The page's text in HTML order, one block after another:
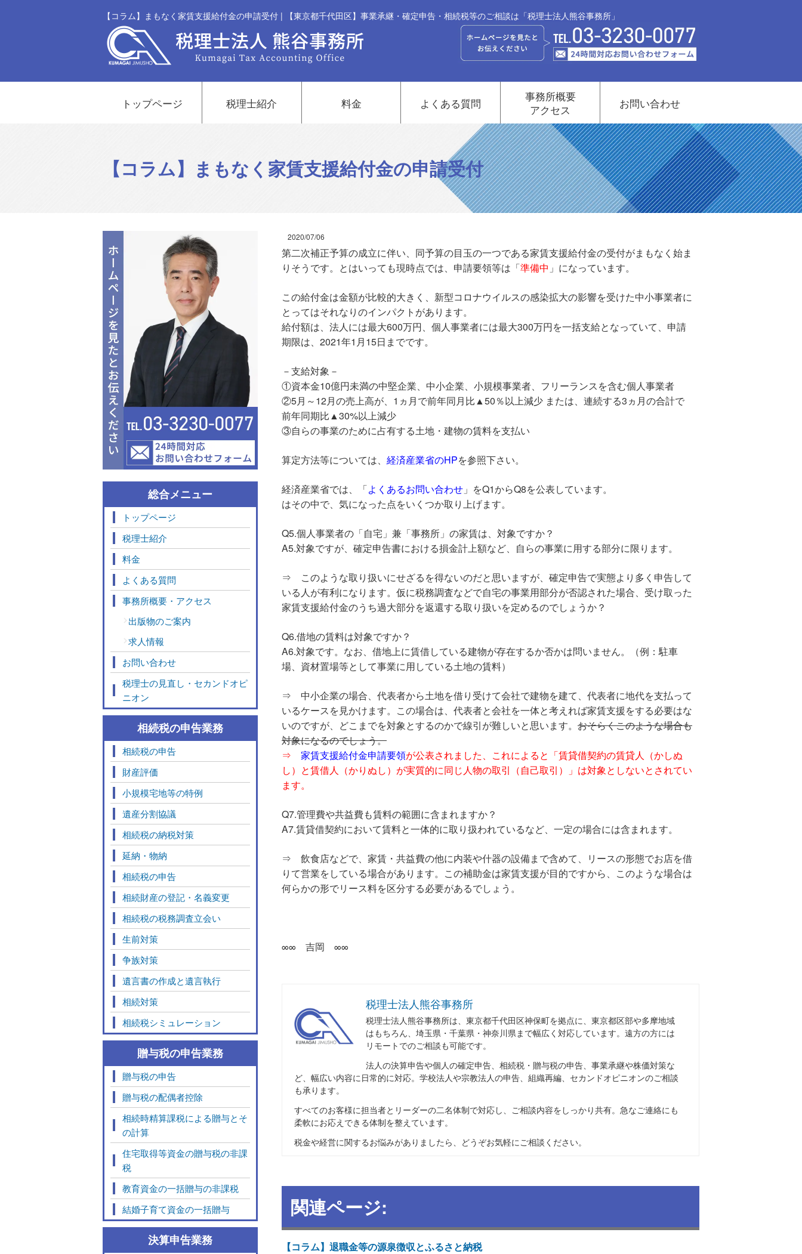
【コラム】まもなく家賃支援給付金の申請受付 | 【東京都千代田区】事業承継・確定申告・相続税等のご相談は「税理士法人熊谷事務所」
トップページ 税理士紹介 料金 よくある質問
事務所概要
アクセス
お問い合わせ
【コラム】まもなく家賃支援給付金の申請受付
2020/07/06
第二次補正予算の成立に伴い、同予算の目玉の一つである家賃支援給付金の受付がまもなく始ま
りそうです。とはいっても現時点では、申請要領等は「準備中 」になっています。
この給付金は金額が比較的大きく、新型コロナウイルスの感染拡大の影響を受けた中小事業者に
とってはそれなりのインパクトがあります。
給付額は、法人には最大600万円、個人事業者には最大300万円を一括支給となっていて、申請
期限は、2021年1月15日までです。
－支給対象－
①資本金10億円未満の中堅企業、中小企業、小規模事業者、フリーランスを含む個人事業者
②5月～12月の売上高が、1ヵ月で前年同月比▲50％以上減少 または、連続する3ヵ月の合計で
前年同期比▲30%以上減少
③自らの事業のために占有する土地・建物の賃料を支払い
算定方法等については、 経済産業省のHPを参照下さい。
経済産業省では、「よくあるお問い合わせ 」をQ1からQ8を公表しています。
はその中で、気になった点をいくつか取り上げます。
Q5.個人事業者の「自宅」兼「事務所」の家賃は、対象ですか？
A5.対象ですが、確定申告書における損金計上額など、自らの事業に用する部分に限ります。
⇒ このような取り扱いにせざるを得ないのだと思いますが、確定申告で実態より多く申告して
いる人が有利になります。仮に税務調査などで自宅の事業用部分が否認された場合、受け取った
家賃支援給付金のうち過大部分を返還する取り扱いを定めるのでしょうか？
Q6.借地の賃料は対象ですか？
A6.対象です。なお、借地上に賃借している建物が存在するか否かは問いません。（例：駐車
場、資材置場等として事業に用している土地の賃料）
⇒ 中小企業の場合、代表者から土地を借り受けて会社で建物を建て、代表者に地代を支払って
いるケースを見かけます。この場合は、代表者と会社を一体と考えれば家賃支援をする必要はな
いのですが、どこまでを対象とするのかで線引が難しいと思います。 おそらくこのような場合も
対象になるのでしょう。
⇒ 家賃支援給付金申請要領が公表されました、これによると「賃貸借契約の賃貸人（かしぬ
し）と賃借人（かりぬし）が実質的に同じ人物の取引（自己取引）」は対象としないとされてい
ます。
Q7.管理費や共益費も賃料の範囲に含まれますか？
A7.賃貸借契約において賃料と一体的に取り扱われているなど、一定の場合には含まれます。
⇒ 飲食店などで、家賃・共益費の他に内装や什器の設備まで含めて、リースの形態でお店を借
りて営業をしている場合があります。この補助金は家賃支援が目的ですから、このような場合は
何らかの形でリース料を区分する必要があるでしょう。
∞∞ 吉岡 ∞∞
税理士法人熊谷事務所
税理士法人熊谷事務所は、東京都千代田区神保町を拠点に、東京都区部や多摩地域
はもちろん、埼玉県・千葉県・神奈川県まで幅広く対応しています。遠方の方には
リモートでのご相談も可能です。
法人の決算申告や個人の確定申告、相続税・贈与税の申告、事業承継や株価対策な
ど、幅広い内容に日常的に対応。学校法人や宗教法人の申告、組織再編、セカンドオピニオンのご相談
も承ります。
すべてのお客様に担当者とリーダーの二名体制で対応し、ご相談内容をしっかり共有。急なご連絡にも
柔軟にお応えできる体制を整えています。
税金や経営に関するお悩みがありましたら、どうぞお気軽にご相談ください。
関連ページ:
【コラム】退職金等の源泉徴収とふるさと納税
総合メニュー
トップページ
税理士紹介
料金
よくある質問
事務所概要・アクセス
出版物のご案内
求人情報
お問い合わせ
税理士の見直し・セカンドオピ
ニオン
相続税の申告業務
相続税の申告
財産評価
小規模宅地等の特例
遺産分割協議
相続税の納税対策
延納・物納
相続税の申告
相続財産の登記・名義変更
相続税の税務調査立会い
生前対策
争族対策
遺言書の作成と遺言執行
相続対策
相続税シミュレーション
贈与税の申告業務
贈与税の申告
贈与税の配偶者控除
相続時精算課税による贈与とそ
の計算
住宅取得等資金の贈与税の非課
税
教育資金の一括贈与の非課税
結婚子育て資金の一括贈与
決算申告業務